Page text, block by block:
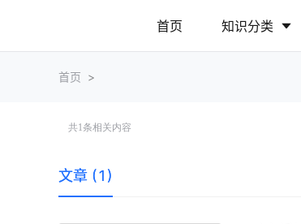
首页 知识分类
首页 >
共1条相关内容
文章 (1)